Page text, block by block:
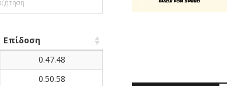
Επίδοση
0.47.48
0.50.58